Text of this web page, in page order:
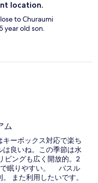
location.
to Churaumi
year old son.
ム
ーボックス対応で楽ち
良いね。この季節は水
ビングも広く開放的。2
で眠りやすい。 バスル
また利用したいです。